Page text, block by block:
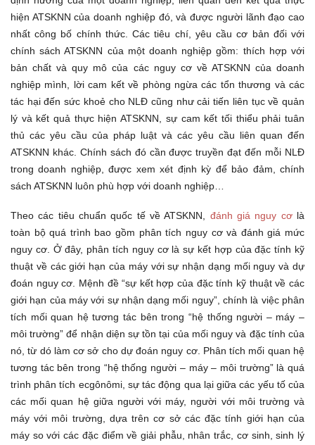
hiện ATSKNN của doanh nghiệp đó, và được người lãnh đạo cao
nhất công bố chính thức. Các tiêu chí, yêu cầu cơ bản đối với
chính sách ATSKNN của một doanh nghiệp gồm: thích hợp với
bản chất và quy mô của các nguy cơ về ATSKNN của doanh
nghiệp mình, lời cam kết về phòng ngừa các tổn thương và các
tác hại đến sức khoẻ cho NLĐ cũng như cải tiến liên tục về quản
lý và kết quả thực hiện ATSKNN, sự cam kết tối thiểu phải tuân
thủ các yêu cầu của pháp luật và các yêu cầu liên quan đến
ATSKNN khác. Chính sách đó cần được truyền đạt đến mỗi NLĐ
trong doanh nghiệp, được xem xét định kỳ để bảo đảm, chính
sách ATSKNN luôn phù hợp với doanh nghiệp…
Theo các tiêu chuẩn quốc tế về ATSKNN, đánh giá nguy cơlà
toàn bộ quá trình bao gồm phân tích nguy cơ và đánh giá mức
nguy cơ. Ở đây, phân tích nguy cơ là sự kết hợp của đặc tính kỹ
thuật về các giới hạn của máy với sự nhận dạng mối nguy và dự
đoán nguy cơ. Mệnh đề “sự kết hợp của đặc tính kỹ thuật về các
giới hạn của máy với sự nhận dạng mối nguy”, chính là việc phân
tích mối quan hệ tương tác bên trong “hệ thống người – máy –
môi trường” để nhận diện sự tồn tại của mối nguy và đặc tính của
nó, từ dó làm cơ sở cho dự đoán nguy cơ. Phân tích mối quan hệ
tương tác bên trong “hệ thống người – máy – môi trường” là quá
trình phân tích ecgônômi, sự tác động qua lại giữa các yếu tố của
các mối quan hệ giữa người với máy, người với môi trường và
máy với môi trường, dựa trên cơ sở các đặc tính giới hạn của
máy so với các đặc điểm về giải phẫu, nhân trắc, cơ sinh, sinh lý